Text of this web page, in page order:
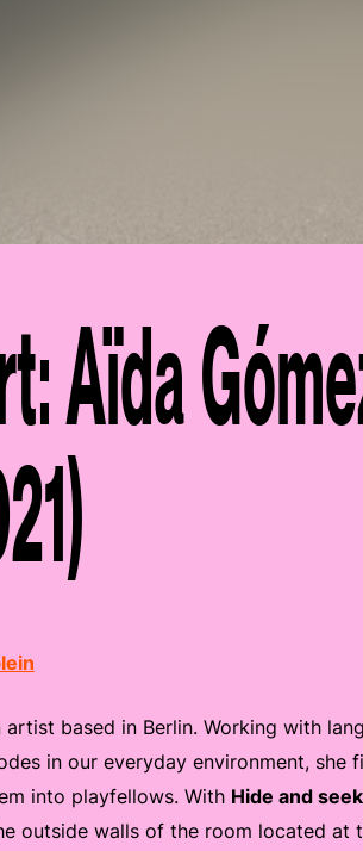
Aïda
based in Berlin. Working with
in our everyday environment, she
into playfellows. With Hide and seek
outside walls of the room located at